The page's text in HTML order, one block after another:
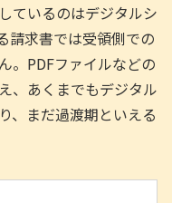
ているのはデジタルシ
請求書では受領側での
。PDFファイルなどの
、あくまでもデジタル
、まだ過渡期といえる